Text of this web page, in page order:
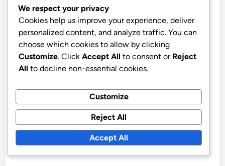
Your email address will not be published.
are marked*
COMMENT*
We respect your privacy
Cookies help us improve your experience, deliver
personalized content, and analyze traffic. You can
choose which cookies to allow by clicking
Customize. Click Accept All to consent or Reject
All to decline non-essential cookies.
Customize
Reject All
Accept All